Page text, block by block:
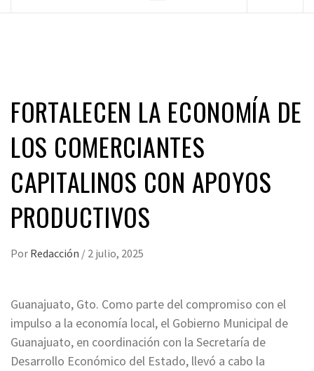
FORTALECEN LA ECONOMÍA DE
LOS COMERCIANTES
CAPITALINOS CON APOYOS
PRODUCTIVOS
Por Redacción / 2 julio, 2025
Guanajuato, Gto. Como parte del compromiso con el
impulso a la economía local, el Gobierno Municipal de
Guanajuato, en coordinación con la Secretaría de
Desarrollo Económico del Estado, llevó a cabo la